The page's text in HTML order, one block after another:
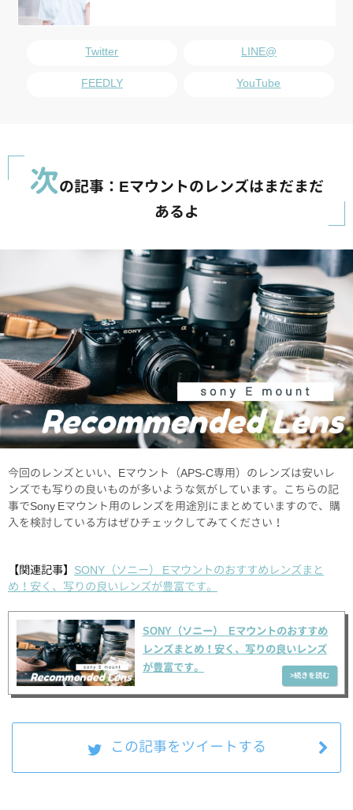
Twitter LINE@
FEEDLY YouTube
次の記事：Eマウントのレンズはまだまだ
あるよ
今回のレンズといい、Eマウント（APS-C専用）のレンズは安いレ
ンズでも写りの良いものが多いような気がしています。こちらの記
事でSony Eマウント用のレンズを用途別にまとめていますので、購
入を検討している方はぜひチェックしてみてください！
【関連記事】 SONY（ソニー） Eマウントのおすすめレンズまと
め！安く、写りの良いレンズが豊富です。
SONY（ソニー） Eマウントのおすすめ
レンズまとめ！安く、写りの良いレンズ
が豊富です。
この記事をツイートする